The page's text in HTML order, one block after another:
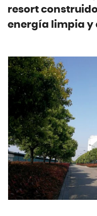
resort
energía limpia y